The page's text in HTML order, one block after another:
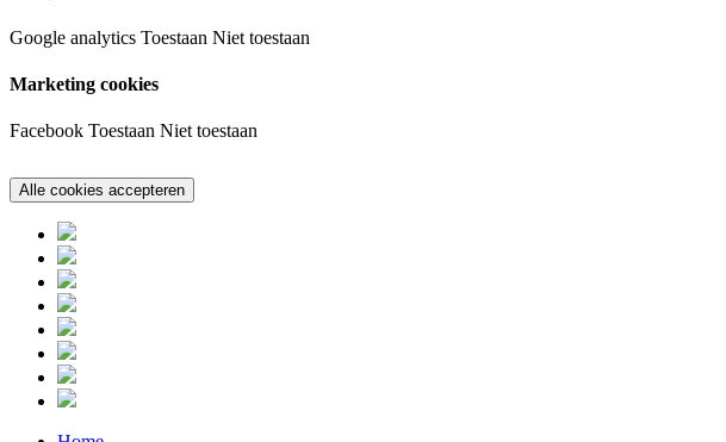
Google analytics Toestaan Niet toestaan
Marketing cookies
Facebook Toestaan Niet toestaan